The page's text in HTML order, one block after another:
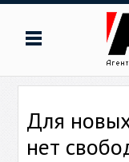
Для
нет